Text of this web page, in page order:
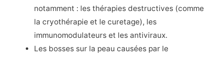
notamment : les thérapies destructives (comme
la cryothérapie et le curetage), les
immunomodulateurs et les antiviraux.
Les bosses sur la peau causées par le